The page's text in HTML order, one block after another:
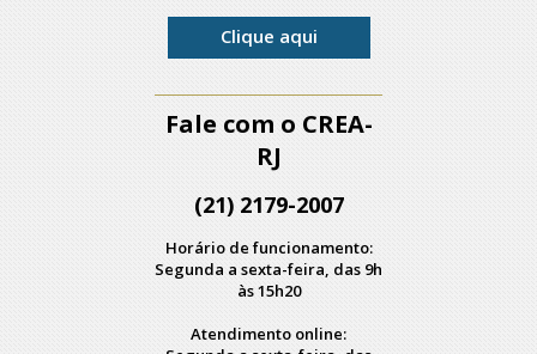
Clique aqui
Fale com o CREA-
RJ
(21) 2179-2007
Horário de funcionamento:
Segunda a sexta-feira, das 9h
às 15h20
Atendimento online: